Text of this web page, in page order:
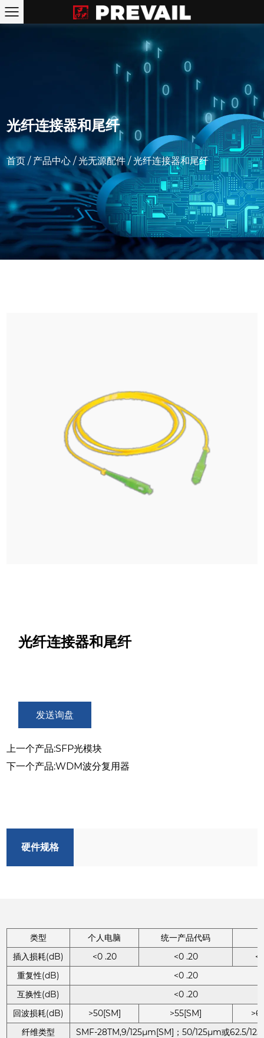
光纤连接器和尾纤
首页 / 产品中心 /光无源配件 /光纤连接器和尾纤
光纤连接器和尾纤
发送询盘
上一个产品:SFP光模块
下一个产品:WDM波分复用器
硬件规格
类型 个人电脑 统一产品代码
插入损耗(dB)
<0 .20 <0 .20
重复性(dB)
<0 .20
互换性(dB)
<0 .20
回波损耗(dB)
>50[SM] >55[SM]
纤维类型
SMF-28TM,9/125μm[SM]；50/125μm或62.5/